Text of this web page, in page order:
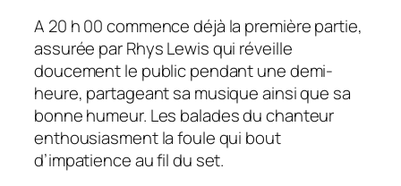
A 20 h 00 commence déjà la première partie,
assurée par Rhys Lewis qui réveille
doucement le public pendant une demi-
heure, partageant sa musique ainsi que sa
bonne humeur. Les balades du chanteur
enthousiasment la foule qui bout
d’impatience au fil du set.